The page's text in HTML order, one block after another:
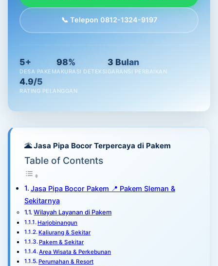
📞 Telepon 0812-1324-9197
5+
DESA PAKEM
98%
AKURASI DETEKSI
3 Bulan
GARANSI PERBAIKAN
4.9/5
RATING PELANGGAN
🌋 Jasa Pipa Bocor Terpercaya di Pakem
Table of Contents
Jasa Pipa Bocor Pakem 📍 Pakem Sleman &
Sekitarnya
Wilayah Layanan di Pakem
Harjobinangun
Kaliurang & Sekitar
Pakem & Sekitar
Area Wisata & Perkebunan
Perumahan & Resort